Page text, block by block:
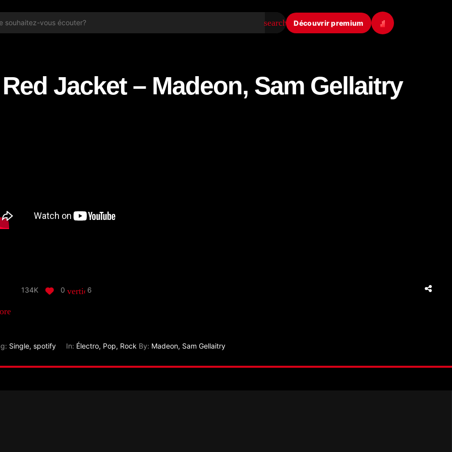
search Découvrir premium
Red Jacket – Madeon, Sam Gellaitry
134K 0 vertical_align_bottom
6
Single, spotify In: Électro, Pop, Rock By: Madeon, Sam Gellaitry